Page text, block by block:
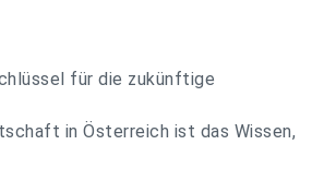
für die zukünftige
in Österreich ist das Wissen,